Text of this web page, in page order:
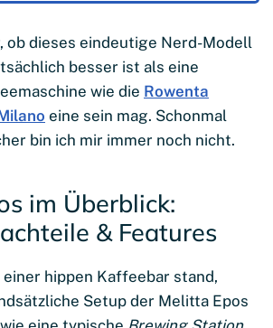
ob dieses eindeutige Nerd-Modell
besser ist als eine
wie die Rowenta
eine sein mag. Schonmal
bin ich mir immer noch nicht.
im Überblick:
& Features
einer hippen Kaffeebar stand,
Setup der Melitta Epos